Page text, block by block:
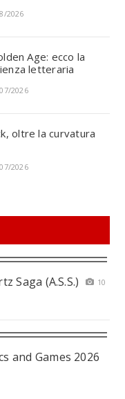
2026
Age: ecco la
letteraria
2026
oltre la curvatura
2026
Saga (A.S.S.)
10
and Games 2026